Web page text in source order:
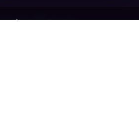
Anime Konusu